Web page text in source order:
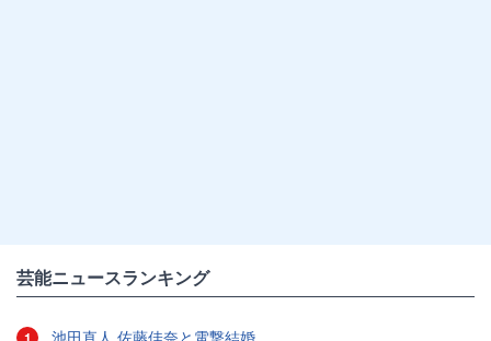
芸能ニュースランキング
池田直人 佐藤佳奈と電撃結婚